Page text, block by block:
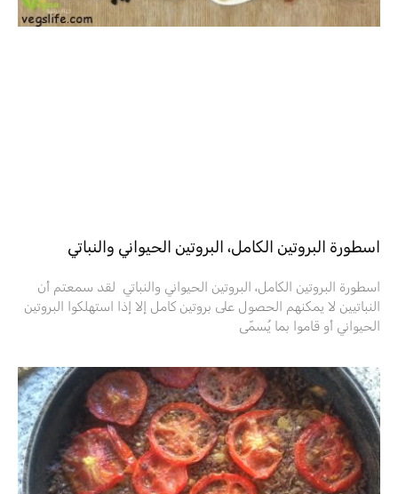
اسطورة البروتين الكامل، البروتين الحيواني والنباتي
اسطورة البروتين الكامل، البروتين الحيواني والنباتي لقد سمعتم أن
النباتيين لا يمكنهم الحصول على بروتين كامل إلا إذا استهلكوا البروتين
الحيواني أو قاموا بما يُسمّى